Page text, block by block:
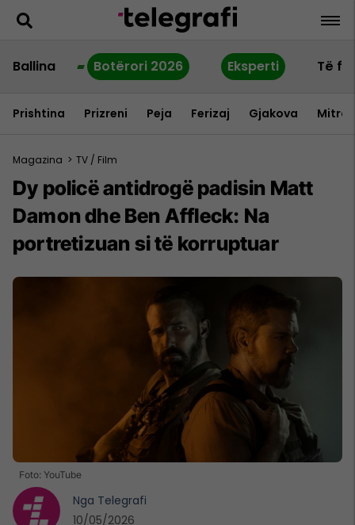
Ballina Botërori 2026 Eksperti Të
Prishtina Prizreni Peja Ferizaj Gjakova
Magazina > TV / Film
Dy policë antidrogë padisin Matt
Damon dhe Ben Affleck: Na
portretizuan si të korruptuar
Foto: YouTube
Nga Telegrafi
10/05/2026